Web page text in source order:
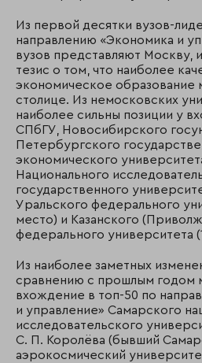
Из первой десятки вузов-
направлению «Экономика и
вузов представляют Москву,
тезис о том, что наиболее
экономическое образование
столице. Из немосковских
наиболее сильны позиции у
СПбГУ, Новосибирского
Петербургского
экономического
Национального
государственного
Уральского федерального
место) и Казанского
федерального университета
Из наиболее заметных
сравнению с прошлым годом
вхождение в топ-50 по
и управление» Самарского
исследовательского
С. П. Королёва (бывший
аэрокосмический